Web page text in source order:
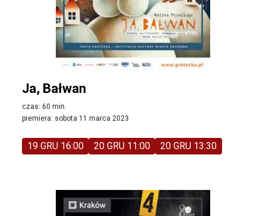
Ja, Bałwan
czas: 60 min.
premiera: sobota 11 marca 2023
19 GRU 16:00 20 GRU 11:00 20 GRU 13:30